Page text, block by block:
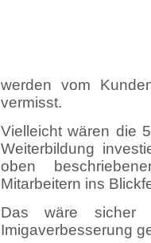
werden vom
vermisst.
Vielleicht wären die
Weiterbildung
oben
Mitarbeitern ins
Das wäre sicher
Imigaverbesserung